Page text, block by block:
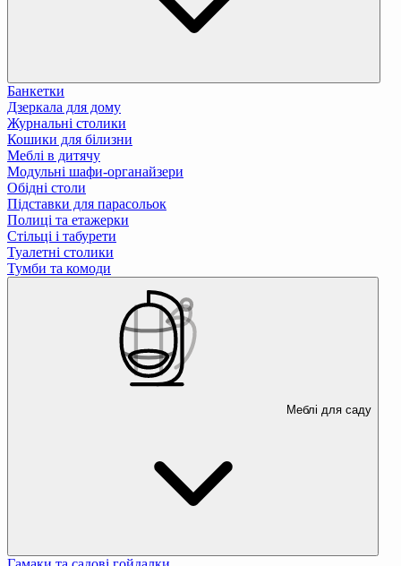
Банкетки
Дзеркала для дому
Журнальні столики
Кошики для білизни
Меблі в дитячу
Модульні шафи-органайзери
Обідні столи
Підставки для парасольок
Полиці та етажерки
Стільці і табурети
Туалетні столики
Тумби та комоди
Меблі для саду